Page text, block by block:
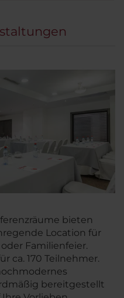
bieten
Location für
Familienfeier.
ca. 170 Teilnehmer.
bereitgestellt